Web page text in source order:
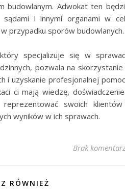
budowlanym. Adwokat ten
i innymi organami w
przypadku sporów budowlanych.
specjalizuje się w
pozwala na skorzystanie
i uzyskanie profesjonalnej
ci mają wiedzę,
reprezentować swoich
wyników w ich sprawach.
Brak
RÓWNIEŻ